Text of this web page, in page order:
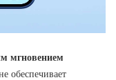
мгновением
обеспечивает